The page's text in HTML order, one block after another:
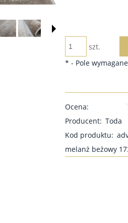
szt.
* - Pole wymagane
Ocena:
Producent: Toda
Kod produktu:
melanż beżowy